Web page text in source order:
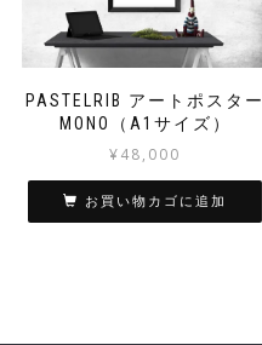
PASTELRIB アートポスター
MONO（A1サイズ）
¥48,000
お買い物カゴに追加